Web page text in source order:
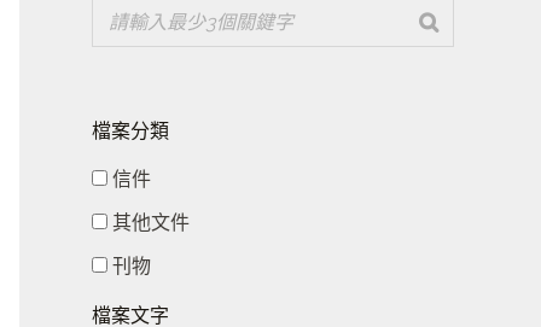
檔案分類
信件
其他文件
刊物
檔案文字